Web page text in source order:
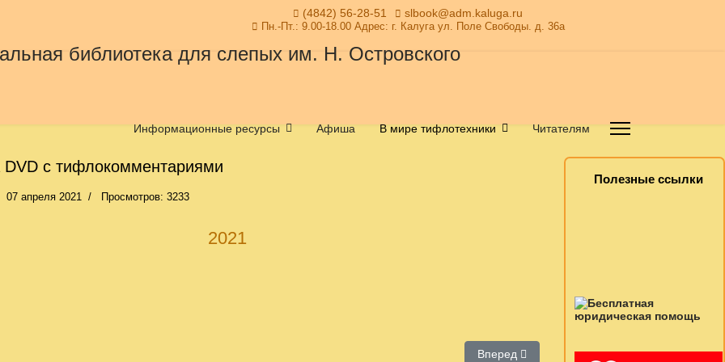
(4842) 56-28-51 slbook@adm.kaluga.ru
Пн.-Пт.: 9.00-18.00 Адрес: г. Калуга ул. Поле Свободы. д. 36а
Информационные ресурсы Афиша В мире тифлотехники Читателям
c тифлокомментариями
07 апреля 2021 Просмотров: 3233
2021
судьба – твой выбор» Следующий: День украинской культуры
Вперед
Полезные ссылки